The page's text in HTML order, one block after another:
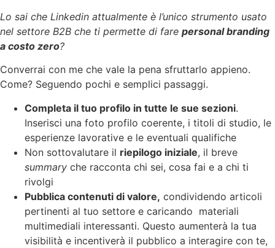
Lo sai che Linkedin attualmente è l’unico strumento usato
nel settore B2B che ti permette di fare personal branding
a costo zero?
Converrai con me che vale la pena sfruttarlo appieno.
Come? Seguendo pochi e semplici passaggi.
Completa il tuo profilo in tutte le sue sezioni.
Inserisci una foto profilo coerente, i titoli di studio, le
esperienze lavorative e le eventuali qualifiche
Non sottovalutare il riepilogo iniziale, il breve
summary che racconta chi sei, cosa fai e a chi ti
rivolgi
Pubblica contenuti di valore, condividendo articoli
pertinenti al tuo settore e caricando materiali
multimediali interessanti. Questo aumenterà la tua
visibilità e incentiverà il pubblico a interagire con te,